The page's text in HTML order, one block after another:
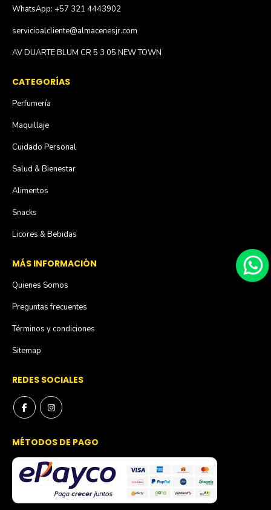
WhatsApp: +57 321 4443902
servicioalcliente@almacenesjr.com
AV DUARTE BLUM CR 5 3 05 NEW TOWN
CATEGORÍAS
Perfumería
Maquillaje
Cuidado Personal
Salud & Bienestar
Alimentos
Snacks
Licores & Bebidas
MÁS INFORMACIÓN
Quienes Somos
Preguntas frecuentes
Términos y condiciones
Sitemap
REDES SOCIALES
MÉTODOS DE PAGO